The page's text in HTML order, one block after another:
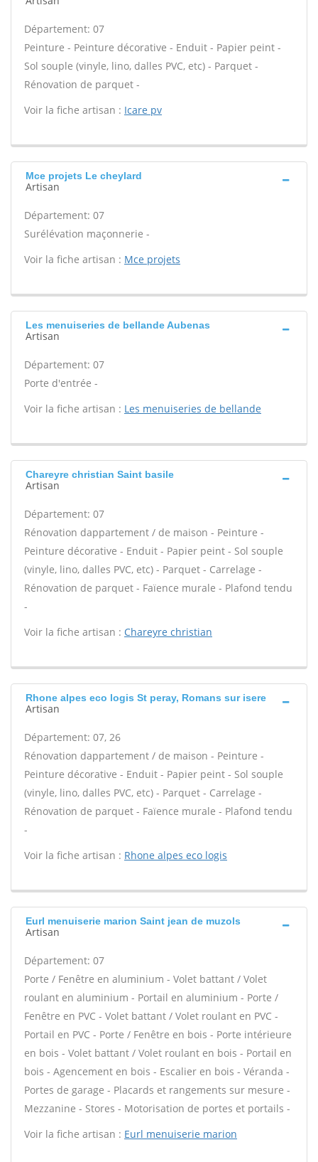
Département: 07
Peinture - Peinture décorative - Enduit - Papier peint -
Sol souple (vinyle, lino, dalles PVC, etc) - Parquet -
Rénovation de parquet -
Voir la fiche artisan : Icare pv
Mce projets Le cheylard
Artisan
Département: 07
Surélévation maçonnerie -
Voir la fiche artisan : Mce projets
Les menuiseries de bellande Aubenas
Artisan
Département: 07
Porte d'entrée -
Voir la fiche artisan : Les menuiseries de bellande
Chareyre christian Saint basile
Artisan
Département: 07
Rénovation dappartement / de maison - Peinture -
Peinture décorative - Enduit - Papier peint - Sol souple
(vinyle, lino, dalles PVC, etc) - Parquet - Carrelage -
Rénovation de parquet - Faïence murale - Plafond tendu
-
Voir la fiche artisan : Chareyre christian
Rhone alpes eco logis St peray, Romans sur isere
Artisan
Département: 07, 26
Rénovation dappartement / de maison - Peinture -
Peinture décorative - Enduit - Papier peint - Sol souple
(vinyle, lino, dalles PVC, etc) - Parquet - Carrelage -
Rénovation de parquet - Faïence murale - Plafond tendu
-
Voir la fiche artisan : Rhone alpes eco logis
Eurl menuiserie marion Saint jean de muzols
Artisan
Département: 07
Porte / Fenêtre en aluminium - Volet battant / Volet
roulant en aluminium - Portail en aluminium - Porte /
Fenêtre en PVC - Volet battant / Volet roulant en PVC -
Portail en PVC - Porte / Fenêtre en bois - Porte intérieure
en bois - Volet battant / Volet roulant en bois - Portail en
bois - Agencement en bois - Escalier en bois - Véranda -
Portes de garage - Placards et rangements sur mesure -
Mezzanine - Stores - Motorisation de portes et portails -
Voir la fiche artisan : Eurl menuiserie marion